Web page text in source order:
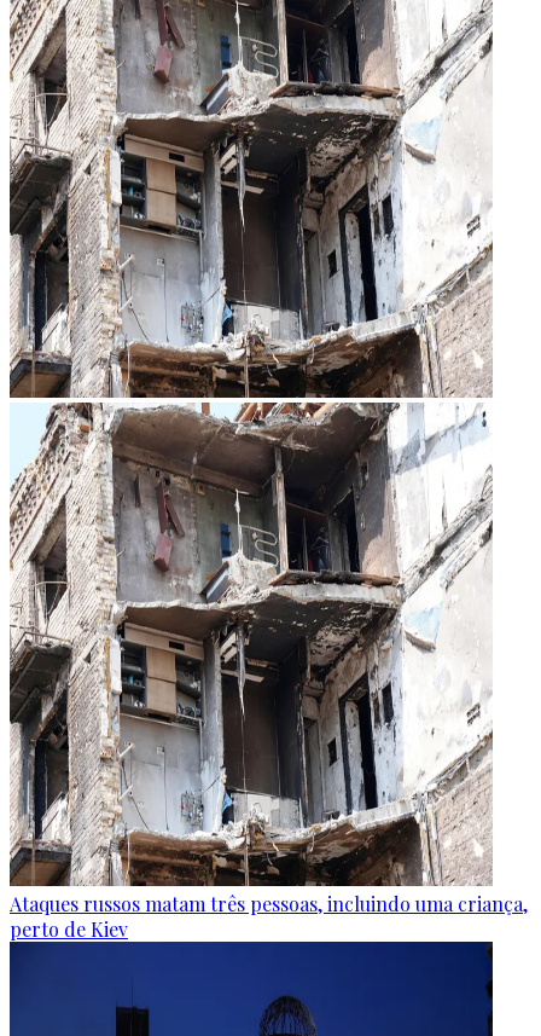
Ataques russos matam três pessoas, incluindo uma criança,
perto de Kiev